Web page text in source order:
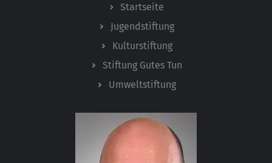
Startseite
Jugendstiftung
Kulturstiftung
Stiftung Gutes Tun
Umweltstiftung